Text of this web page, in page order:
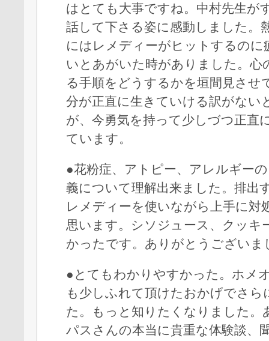
はとても大事ですね。中村先生が
話して下さる姿に感動しました。
にはレメディーがヒットするのに
いとあがいた時がありました。心
る手順をどうするかを垣間見させ
分が正直に生きていける訳がない
が、今勇気を持って少しづつ正直
ています。
●花粉症、アトピー、アレルギー
義について理解出来ました。排出
レメディーを使いながら上手に対
思います。シソジュース、クッキ
かったです。ありがとうございま
●とてもわかりやすかった。ホメ
も少しふれて頂けたおかげでさら
た。もっと知りたくなりました。
パスさんの本当に貴重な体験談、